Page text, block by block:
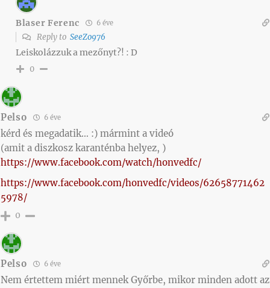
Blaser Ferenc 6 éve
Reply to SeeZo976
Leiskolázzuk a mezőnyt?! : D
0
Pelso 6 éve
kérd és megadatik… :) mármint a videó
(amit a diszkosz karanténba helyez, )
https://www.facebook.com/watch/honvedfc/
https://www.facebook.com/honvedfc/videos/62658771462
5978/
0
Pelso 6 éve
Nem értettem miért mennek Győrbe, mikor minden adott az